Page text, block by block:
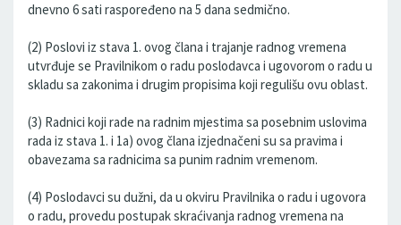
dnevno 6 sati raspoređeno na 5 dana sedmično.
(2) Poslovi iz stava 1. ovog člana i trajanje radnog vremena
utvrđuje se Pravilnikom o radu poslodavca i ugovorom o radu u
skladu sa zakonima i drugim propisima koji regulišu ovu oblast.
(3) Radnici koji rade na radnim mjestima sa posebnim uslovima
rada iz stava 1. i 1a) ovog člana izjednačeni su sa pravima i
obavezama sa radnicima sa punim radnim vremenom.
(4) Poslodavci su dužni, da u okviru Pravilnika o radu i ugovora
o radu, provedu postupak skraćivanja radnog vremena na